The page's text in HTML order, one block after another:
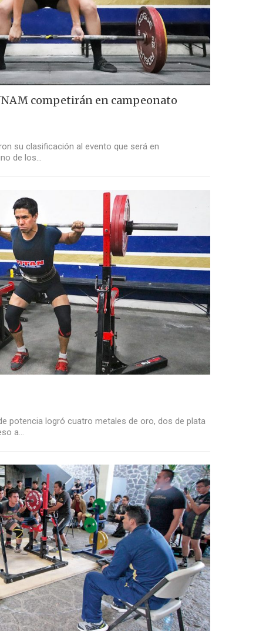
competirán en campeonato
su clasificación al evento que será en
de los…
potencia logró cuatro metales de oro, dos de plata
a…